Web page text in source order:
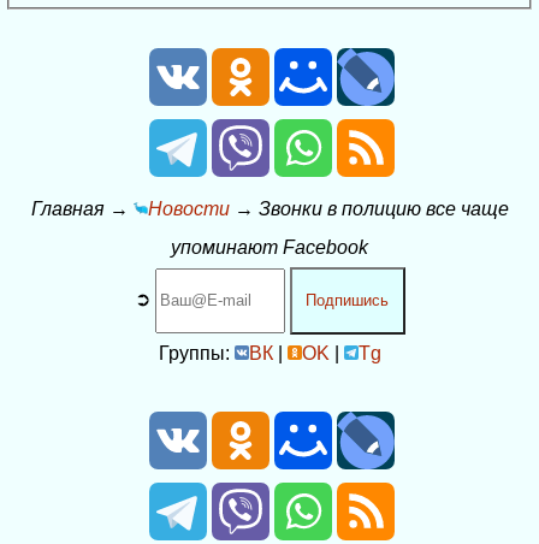
Главная→ Новости→ Звонки в полицию все чаще
упоминают Facebook
➲ Подпишись
Группы: ВК| OK Tg